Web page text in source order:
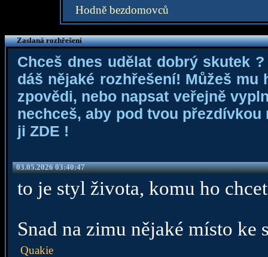
Hodně bezdomovců
Zaslaná rozhřešení
Chceš dnes udělat dobrý skutek
dáš nějaké rozhřešení! Můžeš
zpovědi, nebo napsat veřejně
nechceš, aby pod tvou
ji ZDE !
03.05.2026 03:40:47
to je styl života, komu ho
Snad na zimu nějaké místo
Quakie